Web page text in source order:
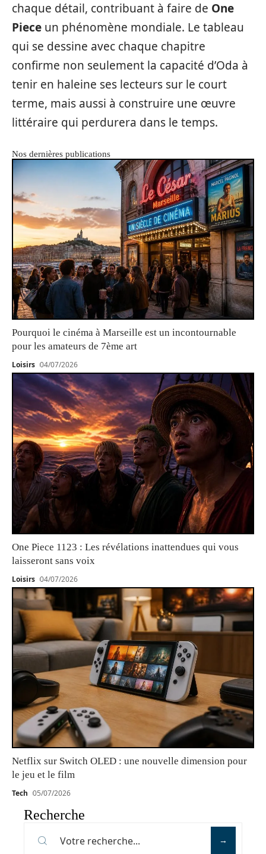
chaque détail, contribuant à faire de One
Piece un phénomène mondiale. Le tableau
qui se dessine avec chaque chapitre
confirme non seulement la capacité d’Oda à
tenir en haleine ses lecteurs sur le court
terme, mais aussi à construire une œuvre
littéraire qui perdurera dans le temps.
Nos dernières publications
Pourquoi le cinéma à Marseille est un incontournable
pour les amateurs de 7ème art
Loisirs 04/07/2026
One Piece 1123 : Les révélations inattendues qui vous
laisseront sans voix
Loisirs 04/07/2026
Netflix sur Switch OLED : une nouvelle dimension pour
le jeu et le film
Tech 05/07/2026
Recherche